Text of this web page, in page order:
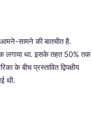
आमने-सामने की बातचीत है.
लगाया था. इसके तहत 50% तक
बीच प्रस्तावित द्विपक्षीय
थी.